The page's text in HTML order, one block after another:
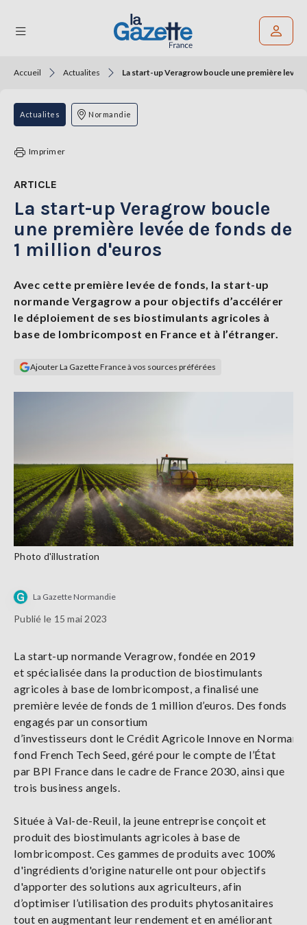
THÉMATIQUES
RÉGIONS
TENDANCES
SERVICES
LA
Se
connecter
S'abonner
Accueil Actualites La start-up Veragrow boucle une première
Actualites Normandie
Imprimer
ARTICLE
La start-up Veragrow boucle
une première levée de fonds de
1 million d'euros
Avec cette première levée de fonds, la start-up
normande Vergagrow a pour objectifs d’accélérer
le déploiement de ses biostimulants agricoles à
base de lombricompost en France et à l’étranger.
Ajouter La Gazette France à vos sources préférées
Photo d'illustration
La Gazette Normandie
Publié le 15 mai 2023
La start-up normande Veragrow, fondée en 2019
et spécialisée dans la production de biostimulants
agricoles à base de lombricompost, a finalisé une
première levée de fonds de 1 million d’euros. Des fonds
engagés par un consortium
d’investisseurs dont le Crédit Agricole Innove en
fond French Tech Seed, géré pour le compte de l’État
par BPI France dans le cadre de France 2030, ainsi que
trois business angels.
Située à Val-de-Reuil, la jeune entreprise conçoit et
produit des biostimulants agricoles à base de
lombricompost. Ces gammes de produits avec 100%
d'ingrédients d'origine naturelle ont pour objectifs
d'apporter des solutions aux agriculteurs, afin
d’optimiser l’utilisation des produits phytosanitaires
tout en augmentant leur rendement et en améliorant